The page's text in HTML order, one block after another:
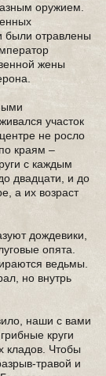
оружием.
были отравлены
жены
участок
не росло
краям –
с каждым
двадцати, и до
а их возраст
дождевики,
опята.
ведьмы.
но внутрь
наши с вами
круги
кладов. Чтобы
травой и